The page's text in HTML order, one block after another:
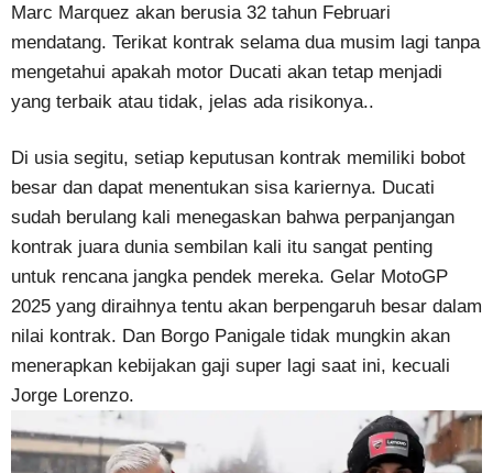
Marc Marquez akan berusia 32 tahun Februari
mendatang. Terikat kontrak selama dua musim lagi tanpa
mengetahui apakah motor Ducati akan tetap menjadi
yang terbaik atau tidak, jelas ada risikonya..
Di usia segitu, setiap keputusan kontrak memiliki bobot
besar dan dapat menentukan sisa kariernya. Ducati
sudah berulang kali menegaskan bahwa perpanjangan
kontrak juara dunia sembilan kali itu sangat penting
untuk rencana jangka pendek mereka. Gelar MotoGP
2025 yang diraihnya tentu akan berpengaruh besar dalam
nilai kontrak. Dan Borgo Panigale tidak mungkin akan
menerapkan kebijakan gaji super lagi saat ini, kecuali
Jorge Lorenzo.